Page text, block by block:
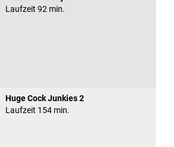
Laufzeit 92 min.
Huge Cock Junkies 2
Laufzeit 154 min.